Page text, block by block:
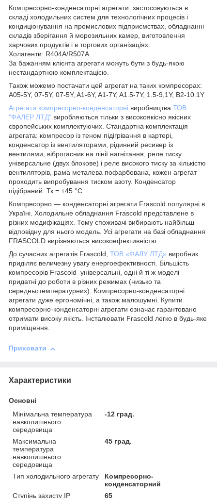
Компресорно-конденсаторні агрегати застосовуються в
складі холодильних систем для технологічних процесів і
кондиціонування на промислових підприємствах, обладнанні
складів зберігання й морозильних камер, виготовлення
харчових продуктів і в торгових організаціях.
Холагенти: R404А/R507A.
За бажанням клієнта агрегати можуть бути з будь-якою
нестандартною комплектацією.
Також можемо постачати цей агрегат на таких компресорах:
A05-5Y, 07-5Y, 07-5Y, A1-6Y, A1-7Y, A1.5-7Y, 1.5-9,1Y, B2-10.1Y
Агрегати компресорно-конденсаторні виробництва ТОВ
"ФАЛЕР ЛТД" виробляються тільки з високоякісно якісних
європейських комплектуючих. Стандартна комплектація
агрегата: компресор із теном підігрівання в картері,
конденсатор із вентиляторами, рідинний ресивер із
вентилями, віброгасник на лінії нагнітання, реле тиску
універсальне (двух блокове) і реле високого тиску за кількістю
вентиляторів, рама металева пофарбована, кожен агрегат
проходить випробування тиском азоту. Конденсатор
підібраний: Тк = +45 °C
Компресорно — конденсаторні агрегати Frascold популярні в
Україні. Холодильне обладнання Frascold представлене в
різних модифікаціях. Тому споживачі вибирають найбільш
відповідну для нього модель. Усі агрегати на базі обладнання
FRASCOLD вирізняються високоефективністю.
До сучасних агрегатів Frascold, ТОВ «ФАЛУ ЛТД» виробник
приділяє величезну увагу енергоефективності. Більшість
компресорів Frascold універсальні, одні й ті ж моделі
придатні до роботи в різних режимах (низько та
середньотемпературних). Компресорно-конденсаторні
агрегати дуже ергономічні, а також малошумні. Купити
компресорно-конденсаторні агрегати означає гарантовано
отримати високу якість. Інсталювати Frascold легко в будь-яке
приміщення.
Приховати
Характеристики
Основні
Мінімальна температура
навколишнього
середовища
-12 град.
Максимальна
температура
навколишнього
середовища
45 град.
Тип холодильного агрегату
Компресорно-
конденсаторний
Ступінь захисту IP
65